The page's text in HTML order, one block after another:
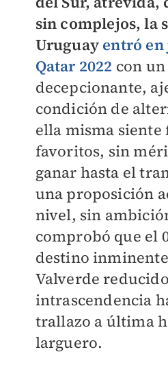
sin complejos, la
Uruguay entró en
Qatar 2022 con
decepcionante,
condición de
ella misma siente
favoritos, sin
ganar hasta el
una proposición
nivel, sin
comprobó que el
destino
Valverde
intrascendencia
trallazo a última
larguero.